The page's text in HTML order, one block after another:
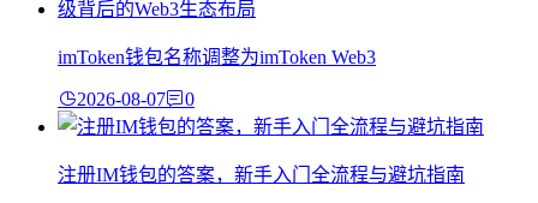
imToken钱包名称调整为imToken Web3
2026-08-07 0
注册IM钱包的答案，新手入门全流程与避坑指南